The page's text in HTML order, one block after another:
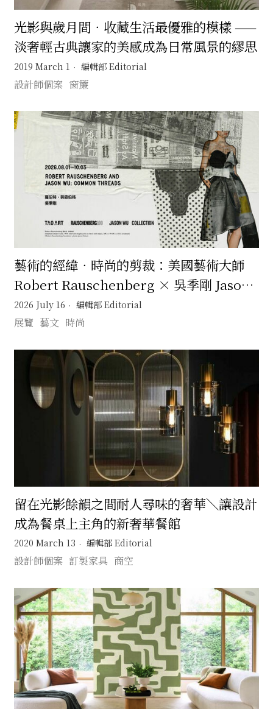
光影與歲月間．收藏生活最優雅的模樣 ——
淡奢輕古典讓家的美感成為日常風景的繆思
2019 March 1 編輯部 Editorial
設計師個案 窗簾
藝術的經緯．時尚的剪裁：美國藝術大師
Robert Rauschenberg × 吳季剛 Jason
Wu 一場跨越半世紀的靈感交會
2026 July 16 編輯部 Editorial
展覽 藝文 時尚
留在光影餘韻之間耐人尋味的奢華＼讓設計
成為餐桌上主角的新奢華餐館
2020 March 13 編輯部 Editorial
設計師個案 訂製家具 商空